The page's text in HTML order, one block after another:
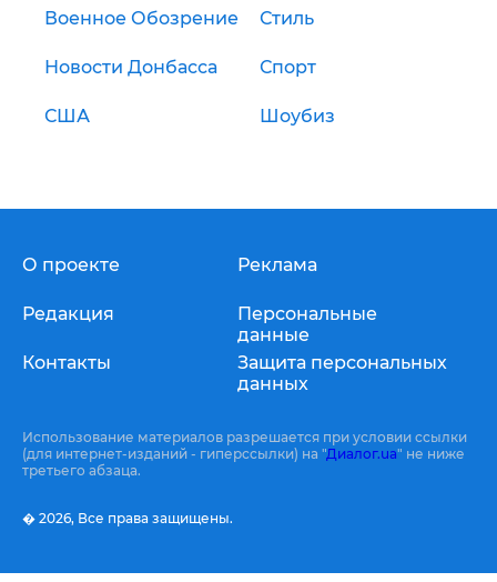
Военное Обозрение Стиль
Новости Донбасса Спорт
США Шоубиз
О проекте
Редакция
Контакты
Реклама
Персональные
данные
Защита персональных
данных
Использование материалов разрешается при условии ссылки
(для интернет-изданий - гиперссылки) на "Диалог.ua" не ниже
третьего абзаца.
� 2026, Все права защищены.